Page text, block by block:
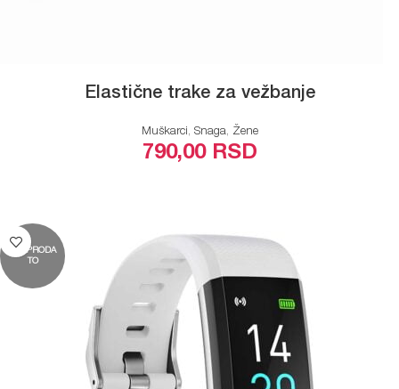
Elastične trake za vežbanje
Muškarci, Snaga, Žene
790,00 RSD
RASPRODA
TO